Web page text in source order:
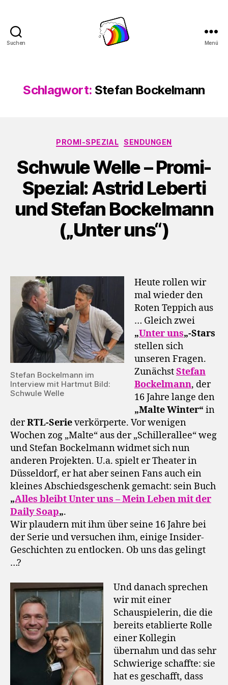
Suchen Menü
Schlagwort: Stefan Bockelmann
Kategorien
PROMI-SPEZIAL SENDUNGEN
Schwule Welle – Promi-
Spezial: Astrid Leberti
und Stefan Bockelmann
(„Unter uns“)
Stefan Bockelmann im
Interview mit Hartmut Bild:
Schwule Welle
Heute rollen wir
mal wieder den
Roten Teppich aus
… Gleich zwei
„Unter uns„-Stars
stellen sich
unseren Fragen.
ZunächstStefan
Bockelmann, der
16 Jahre lange den
„Malte Winter“ in
derRTL-Serieverkörperte. Vor wenigen
Wochen zog „Malte“ aus der „Schillerallee“ weg
und Stefan Bockelmann widmet sich nun
anderen Projekten. U.a. spielt er Theater in
Düsseldorf, er hat aber seinen Fans auch ein
kleines Abschiedsgeschenk gemacht: sein Buch
„Alles bleibt Unter uns – Mein Leben mit der
Daily Soap„.
Wir plaudern mit ihm über seine 16 Jahre bei
der Serie und versuchen ihm, einige Insider-
Geschichten zu entlocken. Ob uns das gelingt
…?
Und danach sprechen
wir mit einer
Schauspielerin, die die
bereits etablierte Rolle
einer Kollegin
übernahm und das sehr
Schwierige schaffte: sie
hat es geschafft, dass